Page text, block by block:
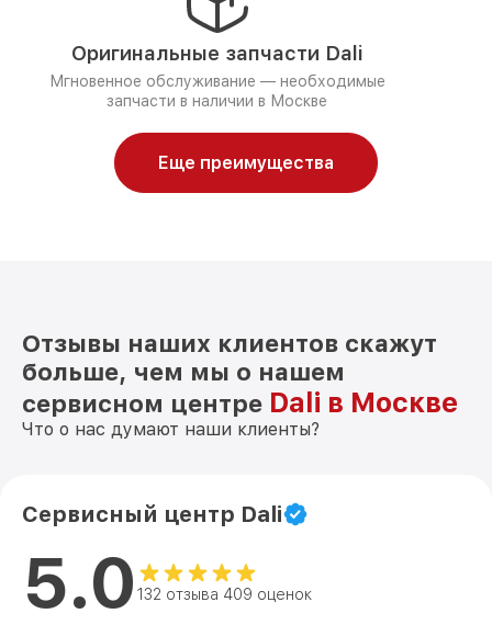
Оригинальные запчасти Dali
Мгновенное обслуживание — необходимые
запчасти в наличии в Москве
Еще преимущества
Отзывы наших клиентов скажут
больше, чем мы о нашем
сервисном центре Dali в Москве
Что о нас думают наши клиенты?
Сервисный центр Dali
5.0 132 отзыва 409 оценок